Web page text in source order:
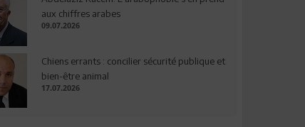
aux chiffres arabes
09.07.2026
Chiens errants : concilier sécurité publique et
bien-être animal
17.07.2026